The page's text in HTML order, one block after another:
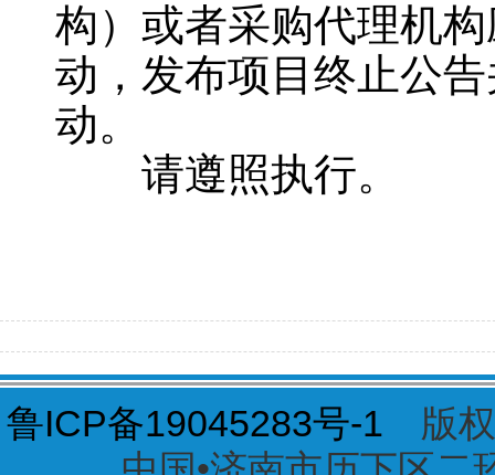
构）或者采购代理机
动，发布项目终止公
动。
请遵照执行。
鲁ICP备19045283号-1 版权